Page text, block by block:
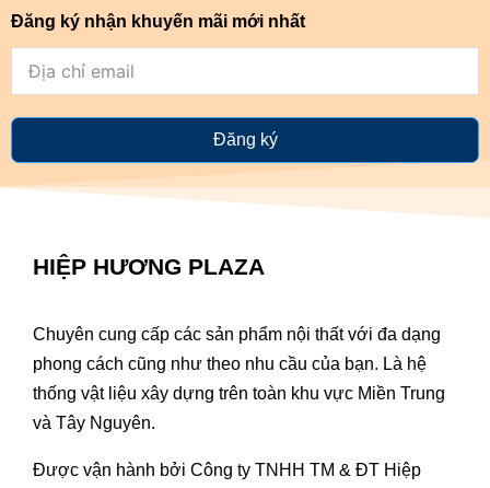
Đăng ký nhận khuyến mãi mới nhất
Đăng ký
HIỆP HƯƠNG PLAZA
Chuyên cung cấp các sản phẩm nội thất với đa dạng
phong cách cũng như theo nhu cầu của bạn. Là hệ
thống vật liệu xây dựng trên toàn khu vực Miền Trung
và Tây Nguyên.
Được vận hành bởi Công ty TNHH TM & ĐT Hiệp